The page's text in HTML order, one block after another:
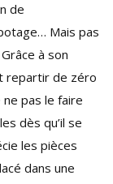
de
Mais pas
à son
repartir de zéro
pas le faire
dès qu’il se
les pièces
dans une